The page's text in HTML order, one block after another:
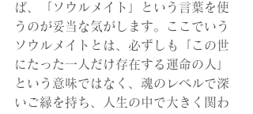
ば、「ソウルメイト」という言葉を使
うのが妥当な気がします。ここでいう
ソウルメイトとは、必ずしも「この世
にたった一人だけ存在する運命の人」
という意味ではなく、魂のレベルで深
いご縁を持ち、人生の中で大きく関わ